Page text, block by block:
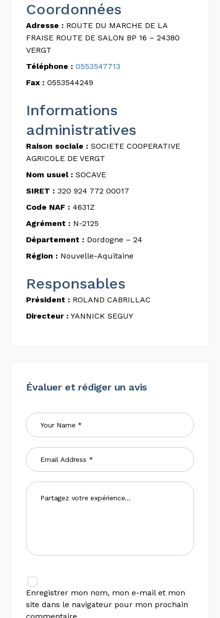
Coordonnées
Adresse : ROUTE DU MARCHE DE LA
FRAISE ROUTE DE SALON BP 16 – 24380
VERGT
Téléphone : 0553547713
Fax : 0553544249
Informations
administratives
Raison sociale : SOCIETE COOPERATIVE
AGRICOLE DE VERGT
Nom usuel : SOCAVE
SIRET : 320 924 772 00017
Code NAF : 4631Z
Agrément : N-2125
Département : Dordogne – 24
Région : Nouvelle-Aquitaine
Responsables
Président : ROLAND CABRILLAC
Directeur : YANNICK SEGUY
Évaluer et rédiger un avis
Enregistrer mon nom, mon e-mail et mon
site dans le navigateur pour mon prochain